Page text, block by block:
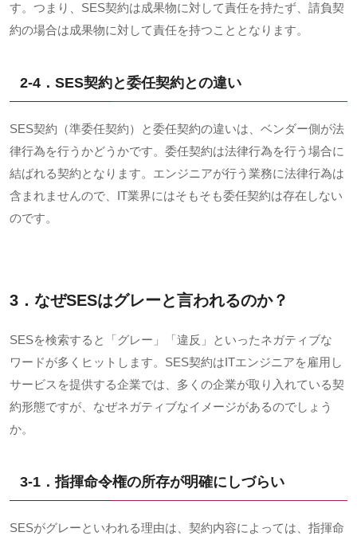
す。つまり、 SES契約は成果物に対して責任を持たず、請負契
約の場合は成果物に対して責任を持つこととなります。
2-4． SES契約と委任契約との違い
SES契約（準委任契約）と委任契約の違いは、ベンダー側が法
律行為を行うかどうかです。委任契約は法律行為を行う場合に
結ばれる契約となります。エンジニアが行う業務に法律行為は
含まれませんので、 IT業界にはそもそも委任契約は存在しない
のです。
3．なぜSESはグレーと言われるのか？
SESを検索すると「グレー」「違反」といったネガティブな
ワードが多くヒットします。 SES契約はITエンジニアを雇用し
サービスを提供する企業では、多くの企業が取り入れている契
約形態ですが、なぜネガティブなイメージがあるのでしょう
か。
3-1．指揮命令権の所存が明確にしづらい
SESがグレーといわれる理由は、契約内容によっては、指揮命